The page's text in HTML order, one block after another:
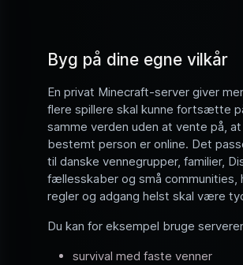
Byg på dine egne vilkår
En privat Minecraft-server giver
flere spillere skal kunne fortsætte
samme verden uden at vente på, at
bestemt person er online. Det
til danske vennegrupper, familier,
fællesskaber og små communities,
regler og adgang helst skal være
Du kan for eksempel bruge
survival med faste venner